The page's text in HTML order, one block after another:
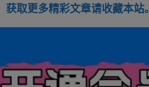
取更多精彩文章请收藏本站。